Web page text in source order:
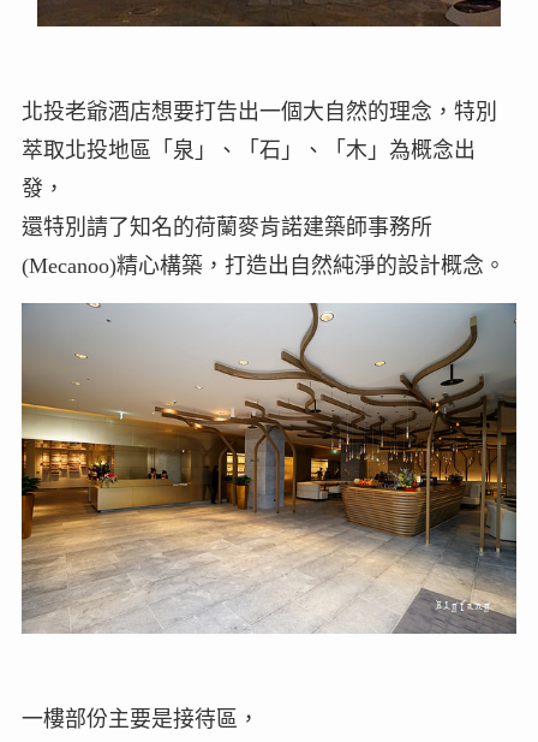
北投老爺酒店想要打告出一個大自然的理念，特別
萃取北投地區「泉」、「石」、「木」為概念出
發，
還特別請了知名的荷蘭麥肯諾建築師事務所
(Mecanoo)精心構築，打造出自然純淨的設計概念。
一樓部份主要是接待區，